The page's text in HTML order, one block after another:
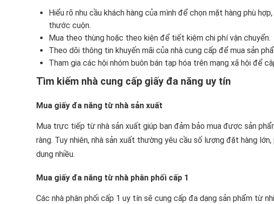
Hiểu rõ nhu cầu khách hàng của mình để chọn mặt hàng phù
thước cuộn.
Mua theo thùng hoặc theo kiện để tiết kiệm chi phí vận chuyển.
Theo dõi thông tin khuyến mãi của nhà cung cấp để mua sản
Tham gia các hội nhóm buôn bán tạp hóa trên mạng xã hội để
Tìm kiếm nhà cung cấp giấy đa năng uy tín
Mua giấy đa năng từ nhà sản xuất
Mua trực tiếp từ nhà sản xuất giúp bạn đảm bảo mua được sản
ràng. Tuy nhiên, nhà sản xuất thường yêu cầu số lượng đặt hàng
dụng nhiều.
Mua giấy đa năng từ nhà phân phối cấp 1
Các nhà phân phối cấp 1 uy tín sẽ cung cấp đa dạng sản phẩm từ